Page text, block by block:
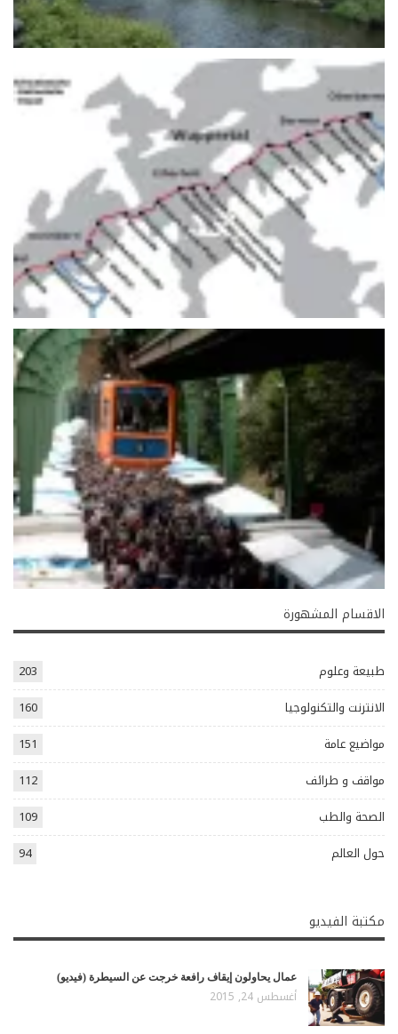
الاقسام المشهورة
طبيعة وعلوم
203
الانترنت والتكنولوجيا
160
مواضيع عامة
151
مواقف و طرائف
112
الصحة والطب
109
حول العالم
94
مكتبة الفيديو
عمال يحاولون إيقاف رافعة خرجت عن السيطرة (فيديو)
أغسطس 24, 2015